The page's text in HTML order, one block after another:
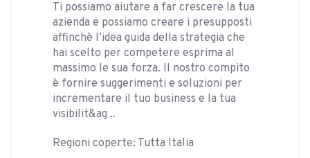
Ti possiamo aiutare a far crescere la tua
azienda e possiamo creare i presupposti
affinchè l’idea guida della strategia che
hai scelto per competere esprima al
massimo le sua forza. Il nostro compito
è fornire suggerimenti e soluzioni per
incrementare il tuo business e la tua
visibilit&ag ..
Regioni coperte: Tutta Italia